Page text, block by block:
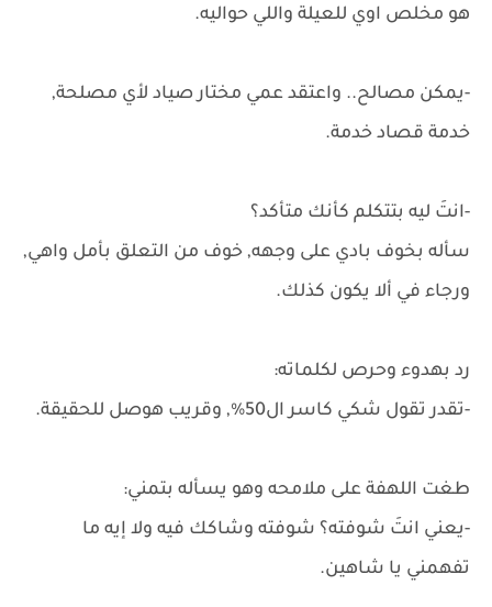
هو مخلص اوي للعيلة واللي حواليه.
-يمكن مصالح.. واعتقد عمي مختار صياد لأي مصلحة,
خدمة قصاد خدمة.
-انتَ ليه بتتكلم كأنك متأكد؟
سأله بخوف بادي على وجهه, خوف من التعلق بأمل واهي,
ورجاء في ألا يكون كذلك.
رد بهدوء وحرص لكلماته:
-تقدر تقول شكي كاسر ال50%, وقريب هوصل للحقيقة.
طغت اللهفة على ملامحه وهو يسأله بتمني:
-يعني انتَ شوفته؟ شوفته وشاكك فيه ولا إيه ما
تفهمني يا شاهين.